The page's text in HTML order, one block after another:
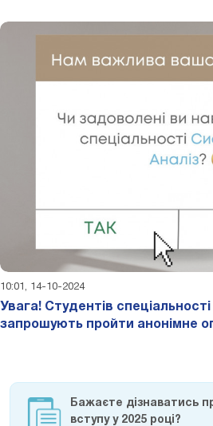
10:01, 14-10-2024
Увага! Студентів
запрошують пройти анонімне
Бажаєте дізнаватись
вступу у 2025 році?